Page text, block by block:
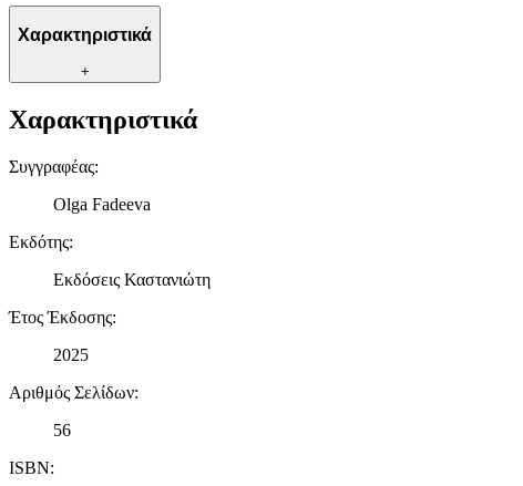
Χαρακτηριστικά
+
Χαρακτηριστικά
Συγγραφέας:
Olga Fadeeva
Εκδότης:
Εκδόσεις Καστανιώτη
Έτος Έκδοσης:
2025
Αριθμός Σελίδων:
56
ISBN: